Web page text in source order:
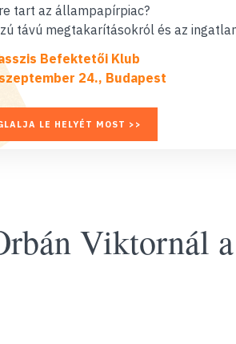
tart az állampapírpiac?
távú megtakarításokról és az
Befektetői Klub
24., Budapest
LE HELYÉT MOST >>
Viktornál a